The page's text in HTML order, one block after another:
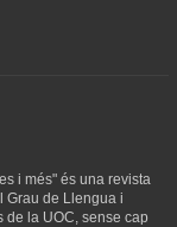
i més" és una revista
Grau de Llengua i
de la UOC, sense cap